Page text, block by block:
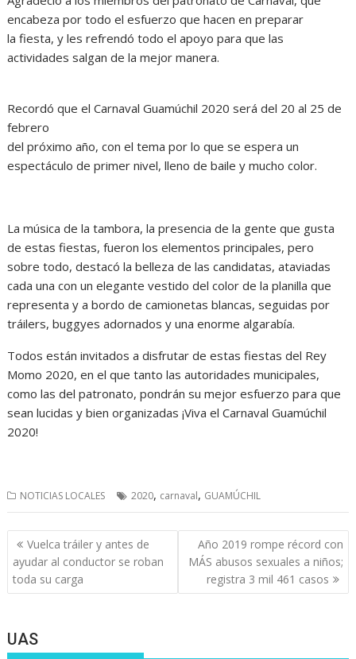
encabeza por todo el esfuerzo que hacen en preparar
la fiesta, y les refrendó todo el apoyo para que las
actividades salgan de la mejor manera.
Recordó que el Carnaval Guamúchil 2020 será del 20 al 25 de
febrero
del próximo año, con el tema por lo que se espera un
espectáculo de primer nivel, lleno de baile y mucho color.
La música de la tambora, la presencia de la gente que gusta
de estas fiestas, fueron los elementos principales, pero
sobre todo, destacó la belleza de las candidatas, ataviadas
cada una con un elegante vestido del color de la planilla que
representa y a bordo de camionetas blancas, seguidas por
tráilers, buggyes adornados y una enorme algarabía.
Todos están invitados a disfrutar de estas fiestas del Rey
Momo 2020, en el que tanto las autoridades municipales,
como las del patronato, pondrán su mejor esfuerzo para que
sean lucidas y bien organizadas ¡Viva el Carnaval Guamúchil
2020!
NOTICIAS LOCALES 2020, carnaval, GUAMÚCHIL
Navegación
de
entradas
Vuelca tráiler y antes de
ayudar al conductor se roban
toda su carga
Año 2019 rompe récord con
MÁS abusos sexuales a niños;
registra 3 mil 461 casos
UAS